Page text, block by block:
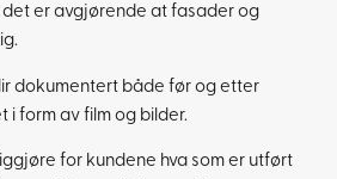
det er avgjørende at fasader og
dokumentert både før og etter
i form av film og bilder.
for kundene hva som er utført